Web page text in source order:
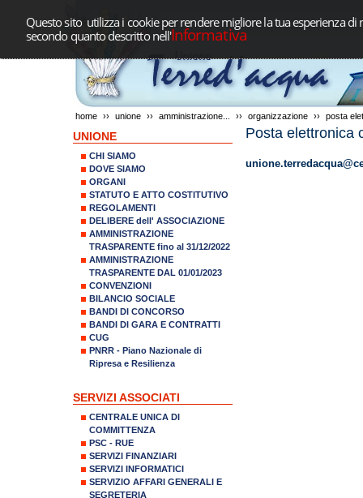
Questo sito utilizza i cookie per rendere migliore la tua esperienza
secondo quanto descritto nell'Informativa
home ›› unione ›› amministrazione... ›› organizzazione ›› posta
UNIONE
CHI SIAMO
DOVE SIAMO
ORGANI
STATUTO E ATTO COSTITUTIVO
REGOLAMENTI
DELIBERE dell' ASSOCIAZIONE
AMMINISTRAZIONE
TRASPARENTE fino al 31/12/2022
AMMINISTRAZIONE
TRASPARENTE DAL 01/01/2023
CONVENZIONI
BILANCIO SOCIALE
BANDI DI CONCORSO
BANDI DI GARA E CONTRATTI
CUG
PNRR - Piano Nazionale di
Ripresa e Resilienza
SERVIZI ASSOCIATI
CENTRALE UNICA DI
COMMITTENZA
PSC - RUE
SERVIZI FINANZIARI
SERVIZI INFORMATICI
SERVIZIO AFFARI GENERALI E
SEGRETERIA
Posta elettronica